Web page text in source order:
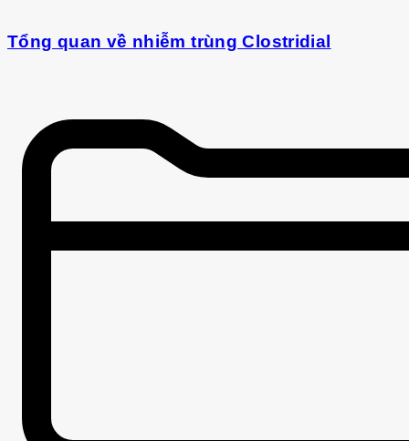
Tổng quan về nhiễm trùng Clostridial